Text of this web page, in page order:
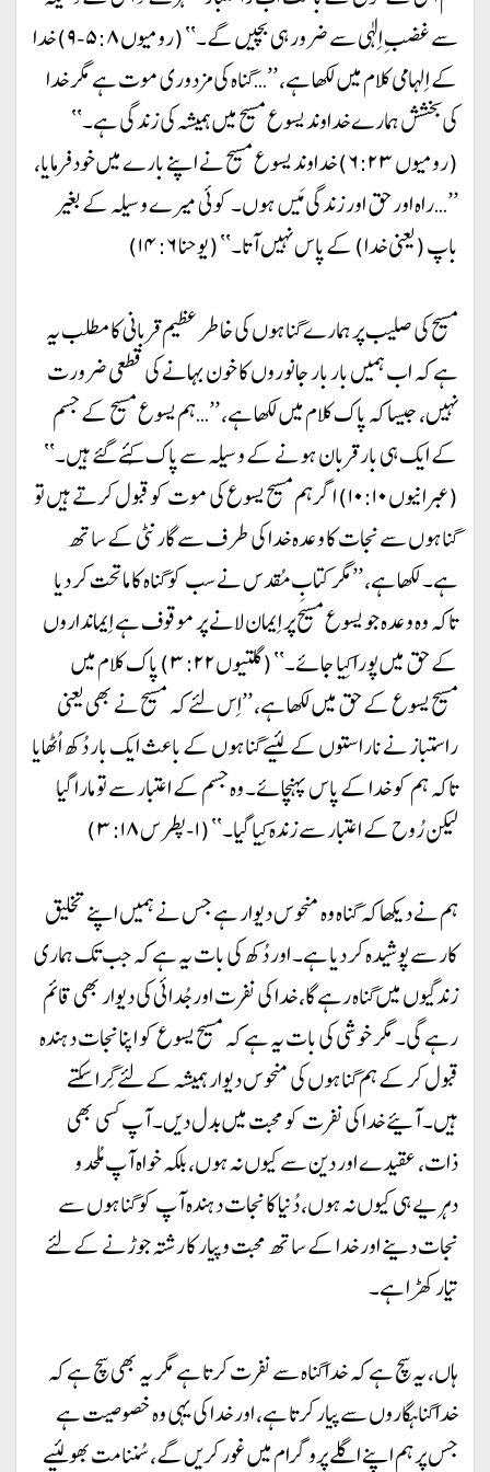
سے غضبِ اِلٰہی سے ضرور ہی بچیں گے۔‘‘ (رومیوں ۵:۸-۹) خدا
کے اِلہامی کلام میں لکھا ہے، ’’…گناہ کی مزدوری موت ہے مگر خدا
کی بخشش ہمارے خداوند یسوع مسیح میں ہمیشہ کی زندگی ہے۔‘‘
(رومیوں ۶:۲۳) خداوند یسوع مسیح نے اپنے بارے میں خود فرمایا،
’’…راہ اور حق اور زندگی مَیں ہوں۔ کوئی میرے وسیلہ کے بغیر
باپ (یعنی خدا) کے پاس نہیں آتا۔‘‘ (یوحنا ۱۴:۶)
مسیح کی صلیب پر ہمارے گناہوں کی خاطر عظیم قربانی کا مطلب یہ
ہے کہ اب ہمیں بار بار جانوروں کا خون بہانے کی قطعی ضرورت
نہیں، جیسا کہ پاک کلام میں لکھا ہے، ’’…ہم یسوع مسیح کے جسم
کے ایک ہی بار قربان ہونے کے وسیلہ سے پاک کِئے گئے ہیں۔‘‘
(عبرانیوں ۱۰:۱۰) اگر ہم مسیح یسوع کی موت کو قبول کرتے ہیں تو
گناہوں سے نجات کا وعدہ خدا کی طرف سے گارنٹی کے ساتھ
ہے۔ لکھا ہے، ’’مگر کتابِ مُقدس نے سب کو گناہ کا ماتحت کر دیا
تاکہ وہ وعدہ جو یسوع مسیح پر اِیمان لانے پر موقوف ہے اِیمانداروں
کے حق میں پورا کِیا جائے۔‘‘ (گلتیوں۳:۲۲) پاک کلام میں
مسیح یسوع کے حق میں لکھا ہے، ’’اِس لئے کہ مسیح نے بھی یعنی
راستباز نے ناراستوں کے لئیے گناہوں کے باعث ایک بار دُکھ اُٹھایا
تاکہ ہم کو خدا کے پاس پہنچائے۔ وہ جسم کے اعتبار سے تو مارا گیا
لیکن رُوح کے اعتبار سے زندہ کِیا گیا۔‘‘ (۱-پطرس ۳:۱۸)
ہم نے دیکھا کہ گناہ وہ منحوس دیوار ہے جس نے ہمیں اپنے تخلیق
کار سے پوشیدہ کر دیا ہے۔ اور دُکھ کی بات یہ ہے کہ جب تک ہماری
زندگیوں میں گناہ رہے گا، خدا کی نفرت اور جُدائی کی دیوار بھی قائم
رہے گی۔ مگر خوشی کی بات یہ ہے کہ مسیح یسوع کو اپنا نجات دہندہ
قبول کر کے ہم گناہوں کی منحوس دیوار ہمیشہ کے لئے گِرا سکتے
ہیں۔ آئیے خدا کی نفرت کو محبت میں بدل دیں۔ آپ کسی بھی
ذات، عقیدے اور دین سے کیوں نہ ہوں، بلکہ خواہ آپ مُلحد و
دہریے ہی کیوں نہ ہوں، دُنیا کا نجات دہندہ آپ کو گناہوں سے
نجات دینے اور خدا کے ساتھ محبت و پیار کا رشتہ جوڑنے کے لئے
تیار کھڑا ہے۔
ہاں، یہ سچ ہے کہ خدا گناہ سے نفرت کرتا ہے مگر یہ بھی سچ ہے کہ
خدا گناہگاروں سے پیار کرتا ہے، اور خدا کی یہی وہ خصوصیت ہے
جس پر ہم اپنے اگلے پروگرام میں غور کریں گے، سُننا مت بھولئیے